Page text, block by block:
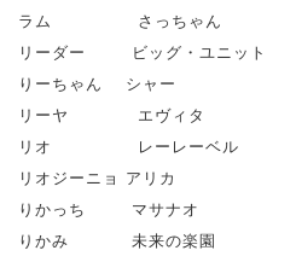
ラム さっちゃん
リーダー ビッグ・ユニット
りーちゃん シャー
リーヤ エヴィタ
リオ レーレーベル
リオジーニョ アリカ
りかっち マサナオ
りかみ 未来の楽園